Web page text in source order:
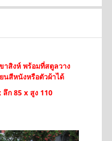
าสิงห์ พร้อมที่สตูลวาง
นสีหนังหรือตัวผ้าได้
ก 85 x สูง 110